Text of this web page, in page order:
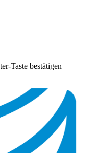
Taste bestätigen